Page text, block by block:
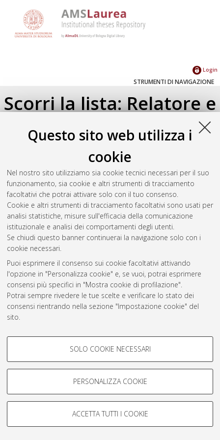
Questo sito web utilizza i
cookie
Nel nostro sito utilizziamo sia cookie tecnici necessari per il suo
funzionamento, sia cookie e altri strumenti di tracciamento
facoltativi che potrai attivare solo con il tuo consenso.
Cookie e altri strumenti di tracciamento facoltativi sono usati per
analisi statistiche, misure sull'efficacia della comunicazione
istituzionale e analisi dei comportamenti degli utenti.
Se chiudi questo banner continuerai la navigazione solo con i
cookie necessari.
Puoi esprimere il consenso sui cookie facoltativi attivando
l'opzione in "Personalizza cookie" e, se vuoi, potrai esprimere
consensi più specifici in "Mostra cookie di profilazione".
Potrai sempre rivedere le tue scelte e verificare lo stato dei
consensi rientrando nella sezione "Impostazione cookie" del
sito.
COOKIE DI PROFILAZIONE -
Si tratta di cookie utilizzati per analizzare le caratteristiche della
navigazione degli utenti, creare profili in base al loro comportamento
Mostra cookie di profilazione
COOKIE TECNICI - NECESSARI
SOLO COOKIE NECESSARI
PERSONALIZZA COOKIE
ACCETTA TUTTI I COOKIE
Login
STRUMENTI DI NAVIGAZIONE
Scorri la lista: Relatore e
Correlatore
Seleziona un valore dall'elenco sottostante.
2026(1)
Atom
Rss 1.0
Rss 2.0
AMS Laurea
Servizio implementato e gestito da AlmaDL
Impostazioni Cookie
© ALMA MATER STUDIORUM - Università di Bologna, 2007-2026.